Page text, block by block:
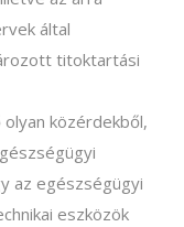
által
titoktartási
közérdekből,
az egészségügyi
eszközök